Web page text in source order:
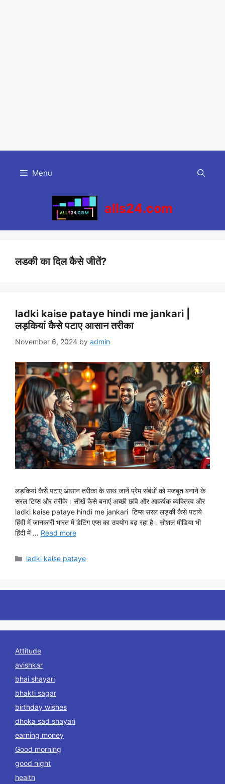
content
Menu
alls24.com
लडकी का दिल कैसे जीतें?
ladki kaise pataye hindi me jankari |
लड़कियां कैसे पटाए आसान तरीका
November 6, 2024 by admin
लड़कियां कैसे पटाए आसान तरीका के साथ जानें प्रेम संबंधों को मजबूत बनाने के
सरल टिप्स और तरीके। सीखें कैसे बनाएं अच्छी छवि और आकर्षक व्यक्तित्व और
ladki kaise pataye hindi me jankari टिप्स सरल लड़की कैसे पटाये
हिंदी में जानकारी भारत में डेटिंग एप्स का उपयोग बढ़ रहा है। सोशल मीडिया भी
हिंदी में … Read more
Categories
ladki kaise pataye
Attitude
avishkar
bhai shayari
bhakti sagar
birthday wishes
dhoka sad shayari
earning money
Good morning
good night
health